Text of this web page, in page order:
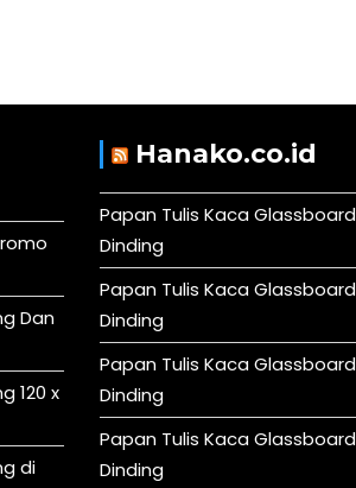
Dan
120 x
di
Hanako.co.id
Papan Tulis Kaca
Dinding
Papan Tulis Kaca
Dinding
Papan Tulis Kaca
Dinding
Papan Tulis Kaca
Dinding